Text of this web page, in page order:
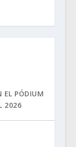
EL PÓDIUM
2026